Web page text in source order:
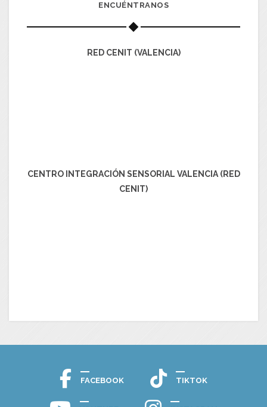
ENCUÉNTRANOS
RED CENIT (VALENCIA)
CENTRO INTEGRACIÓN SENSORIAL VALENCIA (RED
CENIT)
FACEBOOK TIKTOK